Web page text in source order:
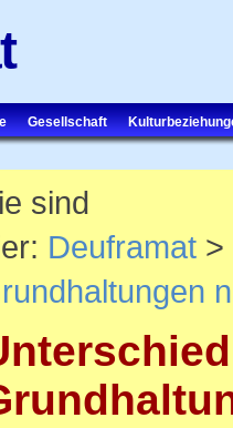
Gesellschaft
sind
Deuframat>